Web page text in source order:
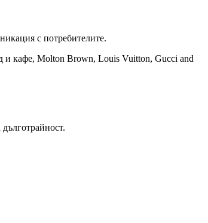
с потребителите.
и кафе, Molton Brown, Louis Vuitton, Gucci and